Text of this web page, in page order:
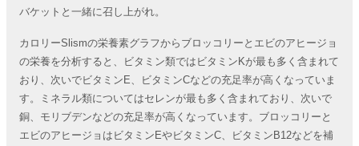
バケットと一緒に召し上がれ。
カロリーSlismの栄養素グラフからブロッコリーとエビのアヒージョ
の栄養を分析すると、ビタミン類ではビタミンKが最も多く含まれて
おり、次いでビタミンE、ビタミンCなどの充足率が高くなっていま
す。ミネラル類についてはセレンが最も多く含まれており、次いで
銅、モリブデンなどの充足率が高くなっています。ブロッコリーと
エビのアヒージョはビタミンEやビタミンC、ビタミンB12などを補